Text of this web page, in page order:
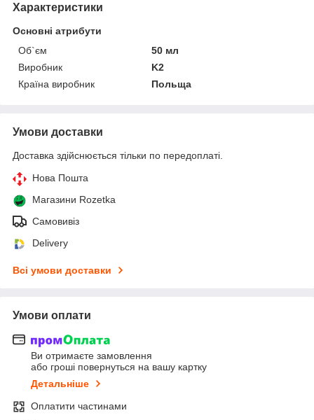
Характеристики
Основні атрибути
Об`єм
50 мл
Виробник
K2
Країна виробник
Польща
Умови доставки
Доставка здійснюється тільки по передоплаті.
Нова Пошта
Магазини Rozetka
Самовивіз
Delivery
Всі умови доставки
Умови оплати
Ви отримаєте замовлення
або гроші повернуться на вашу картку
Детальніше
Оплатити частинами